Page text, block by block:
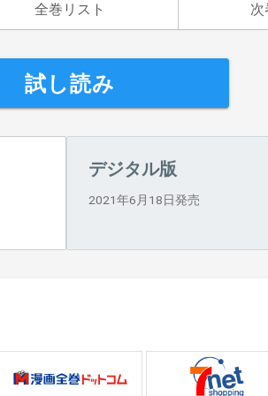
全巻リスト 次
試し読み
デジタル版
2021年6月18日発売